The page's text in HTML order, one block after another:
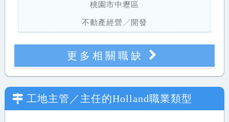
桃園市中壢區
不動產經營╱開發
更多相關職缺
工地主管／主任的Holland職業類型